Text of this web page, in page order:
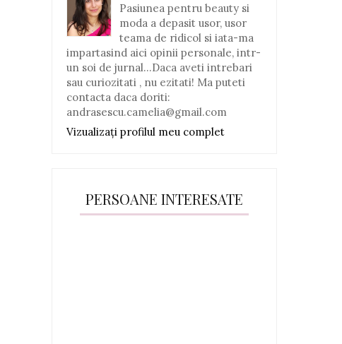
Pasiunea pentru beauty si
moda a depasit usor, usor
teama de ridicol si iata-ma
impartasind aici opinii personale, intr-
un soi de jurnal...Daca aveti intrebari
sau curiozitati , nu ezitati! Ma puteti
contacta daca doriti:
andrasescu.camelia@gmail.com
Vizualizați profilul meu complet
PERSOANE INTERESATE